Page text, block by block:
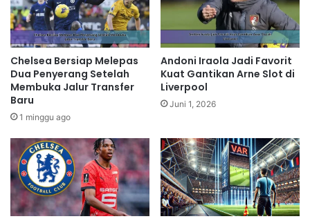
Chelsea Bersiap Melepas
Dua Penyerang Setelah
Membuka Jalur Transfer
Baru
1 minggu ago
Andoni Iraola Jadi Favorit
Kuat Gantikan Arne Slot di
Liverpool
Juni 1, 2026